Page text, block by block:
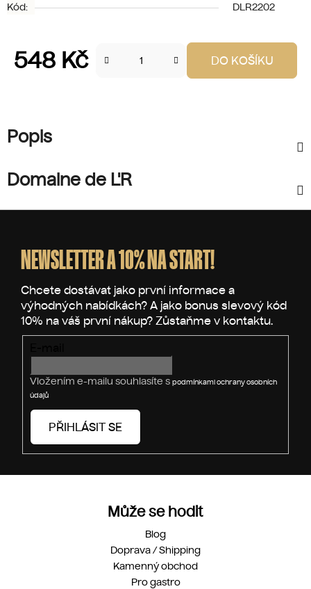
Kód:
DLR2202
548 Kč DO KOŠÍKU
Popis
Domaine de L'R
NEWSLETTER A 10% NA START!
Vložením e-mailu souhlasíte s podmínkami ochrany osobních
údajů
PŘIHLÁSIT SE
Může se hodit
Blog
Doprava / Shipping
Kamenný obchod
Pro gastro